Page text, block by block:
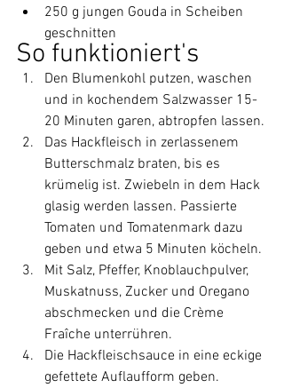
250 g jungen Gouda in Scheiben
geschnitten
So funktioniert's
Den Blumenkohl putzen, waschen
und in kochendem Salzwasser 15-
20 Minuten garen, abtropfen lassen.
Das Hackfleisch in zerlassenem
Butterschmalz braten, bis es
krümelig ist. Zwiebeln in dem Hack
glasig werden lassen. Passierte
Tomaten und Tomatenmark dazu
geben und etwa 5 Minuten köcheln.
Mit Salz, Pfeffer, Knoblauchpulver,
Muskatnuss, Zucker und Oregano
abschmecken und die Crème
Fraîche unterrühren.
Die Hackfleischsauce in eine eckige
gefettete Auflaufform geben.